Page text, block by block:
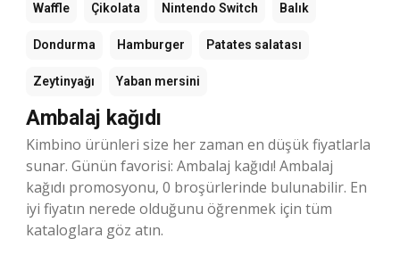
Waffle Çikolata Nintendo Switch Balık
Dondurma Hamburger Patates salatası
Zeytinyağı Yaban mersini
Ambalaj kağıdı
Kimbino ürünleri size her zaman en düşük fiyatlarla
sunar. Günün favorisi: Ambalaj kağıdı! Ambalaj
kağıdı promosyonu, 0 broşürlerinde bulunabilir. En
iyi fiyatın nerede olduğunu öğrenmek için tüm
kataloglara göz atın.